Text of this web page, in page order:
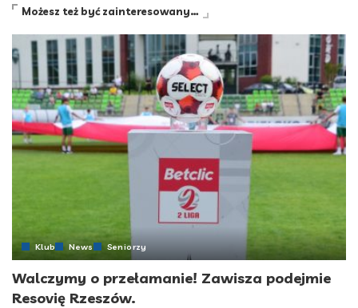
Możesz też być zainteresowany…
Klub News Seniorzy
Walczymy o przełamanie! Zawisza podejmie
Resovię Rzeszów.